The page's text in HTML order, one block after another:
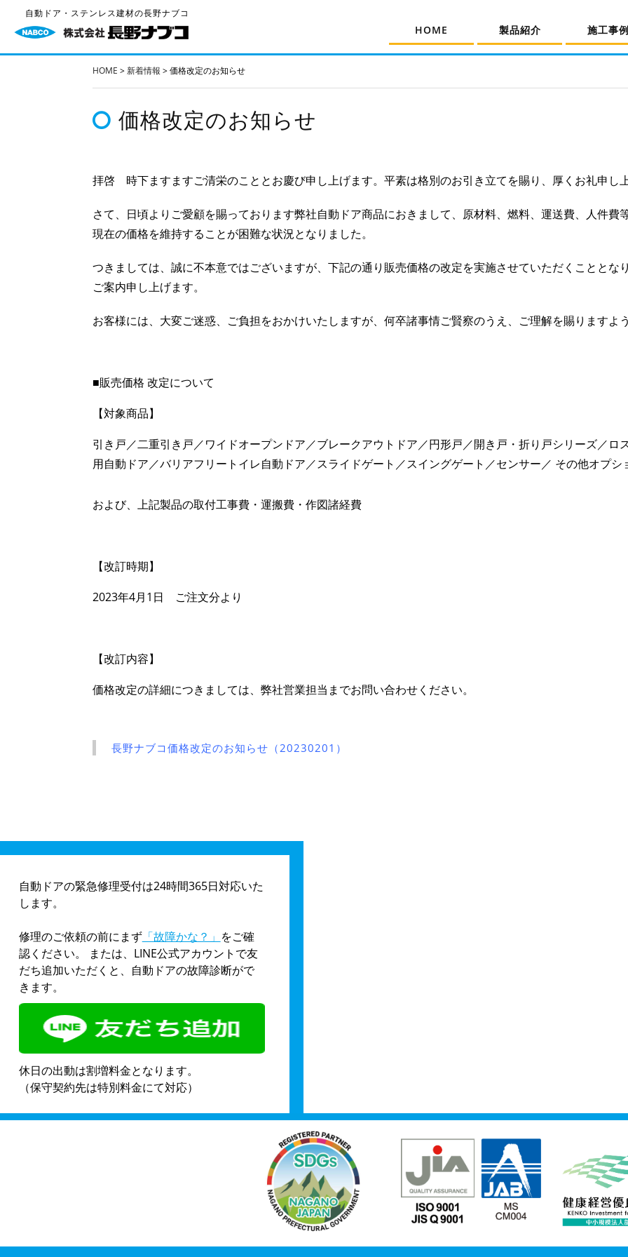
自動ドア・ステンレス建材の長野ナブコ
HOME 製品紹介 施工事
HOME >新着情報 >価格改定のお知らせ
価格改定のお知らせ
拝啓 時下ますますご清栄のこととお慶び申し上げます。平素は格別のお引き立てを賜り、厚くお礼申し
さて、日頃よりご愛顧を賜っております弊社自動ドア商品におきまして、原材料、燃料、運送費、人件費
現在の価格を維持することが困難な状況となりました。
つきましては、誠に不本意ではございますが、下記の通り販売価格の改定を実施させていただくこととな
ご案内申し上げます。
お客様には、大変ご迷惑、ご負担をおかけいたしますが、何卒諸事情ご賢察のうえ、ご理解を賜りますよ
■販売価格 改定について
【対象商品】
引き戸／二重引き戸／ワイドオープンドア／ブレークアウトドア／円形戸／開き戸・折り戸シリーズ／ロ
用自動ドア／バリアフリートイレ自動ドア／スライドゲート／スイングゲート／センサー／ その他オプシ
および、上記製品の取付工事費・運搬費・作図諸経費
【改訂時期】
2023年4月1日 ご注文分より
【改訂内容】
価格改定の詳細につきましては、弊社営業担当までお問い合わせください。
長野ナブコ価格改定のお知らせ（20230201）
自動ドアの緊急修理受付は24時間365日対応いた
します。
修理のご依頼の前にまず「故障かな？」 をご確
認ください。 または、LINE公式アカウントで友
だち追加いただくと、自動ドアの故障診断がで
きます。
休日の出動は割増料金となります。
（保守契約先は特別料金にて対応）